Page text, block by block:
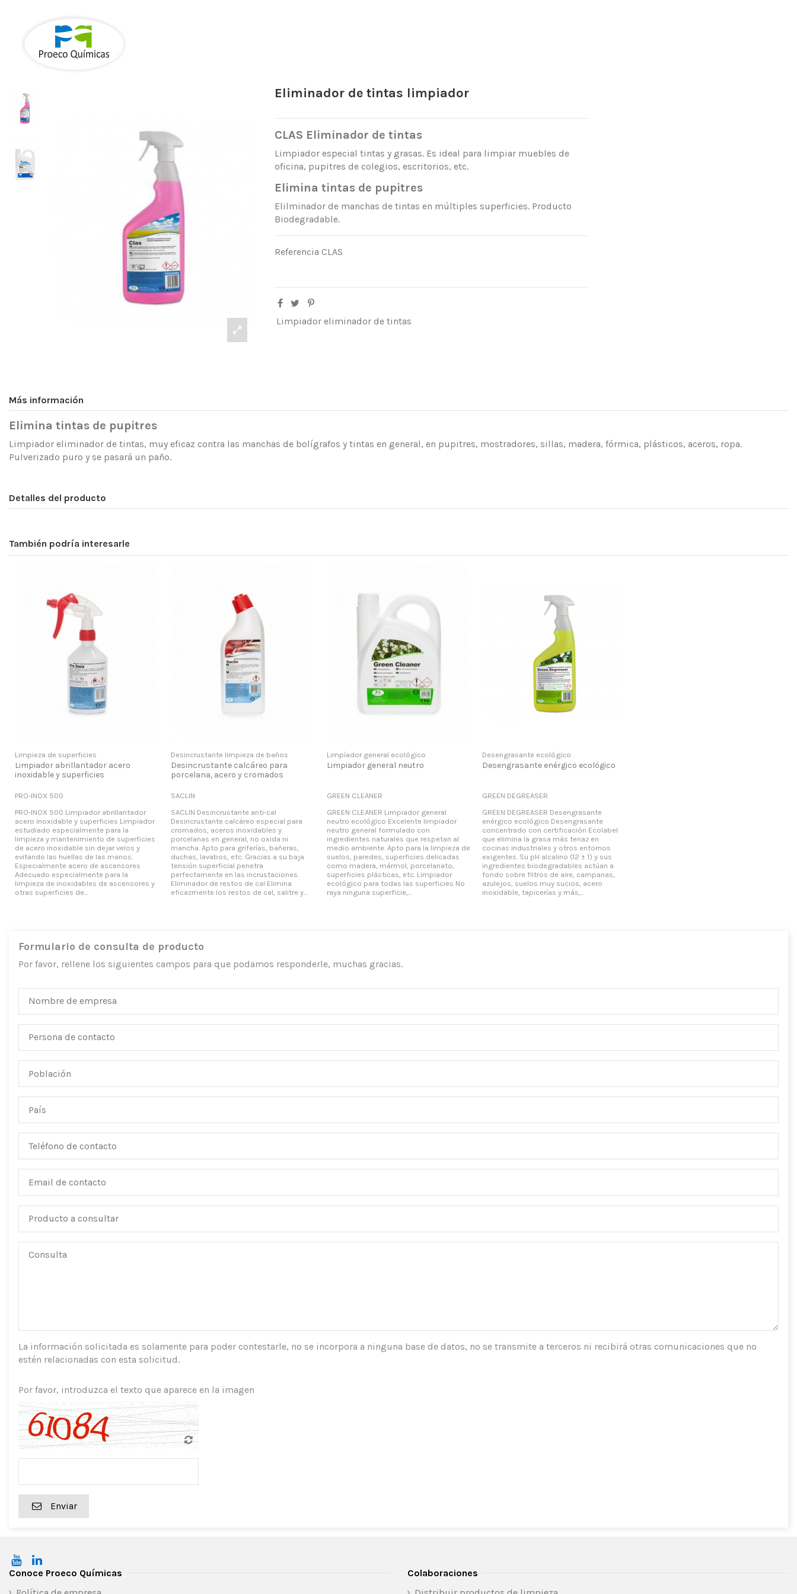
Eliminador de tintas limpiador
CLAS Eliminador de tintas
Limpiador especial tintas y grasas. Es ideal para limpiar muebles de
oficina, pupitres de colegios, escritorios, etc.
Elimina tintas de pupitres
Elilminador de manchas de tintas en múltiples superficies. Producto
Biodegradable.
Referencia CLAS
Limpiador eliminador de tintas
Más información
Elimina tintas de pupitres
Limpiador eliminador de tintas, muy eficaz contra las manchas de bolígrafos y tintas en general, en pupitres, mostradores, sillas, madera, fórmica, plásticos, aceros, ropa.
Pulverizado puro y se pasará un paño.
Detalles del producto
También podría interesarle
Limpieza de superficies
Limpiador abrillantador acero
inoxidable y superficies
PRO-INOX 500
PRO-INOX 500 Limpiador abrillantador
acero inoxidable y superficies Limpiador
estudiado especialmente para la
limpieza y mantenimiento de superficies
de acero inoxidable sin dejar velos y
evitando las huellas de las manos.
Especialmente acero de ascensores
Adecuado especialmente para la
limpieza de inoxidables de ascensores y
otras superficies de...
Desincrustante limpieza de baños
Desincrustante calcáreo para
porcelana, acero y cromados
SACLIN
SACLIN Desincrustante anti-cal
Desincrustante calcáreo especial para
cromados, aceros inoxidables y
porcelanas en general, no oxida ni
mancha. Apto para griferías, bañeras,
duchas, lavabos, etc. Gracias a su baja
tensión superficial penetra
perfectamente en las incrustaciones.
Eliminador de restos de cal Elimina
eficazmente los restos de cal, salitre y...
Limpìador general ecológico
Limpiador general neutro
GREEN CLEANER
GREEN CLEANER Limpiador general
neutro ecológico Excelente limpiador
neutro general formulado con
ingredientes naturales que respetan al
medio ambiente. Apto para la limpieza de
suelos, paredes, superficies delicadas
como madera, mármol, porcelanato,
superficies plásticas, etc. Limpiador
ecológico para todas las superficies No
raya ninguna superficie,...
Desengrasante ecológico
Desengrasante enérgico ecológico
GREEN DEGREASER
GREEN DEGREASER Desengrasante
enérgico ecológico Desengrasante
concentrado con certificación Ecolabel
que elimina la grasa más tenaz en
cocinas industriales y otros entornos
exigentes. Su pH alcalino (12 ± 1) y sus
ingredientes biodegradables actúan a
fondo sobre filtros de aire, campanas,
azulejos, suelos muy sucios, acero
inoxidable, tapicerías y más,...
Formulario de consulta de producto
Por favor, rellene los siguientes campos para que podamos responderle, muchas gracias.
La información solicitada es solamente para poder contestarle, no se incorpora a ninguna base de datos, no se transmite a terceros ni recibirá otras comunicaciones que no
estén relacionadas con esta solicitud.
Por favor, introduzca el texto que aparece en la imagen
Enviar
Conoce Proeco Químicas
Colaboraciones